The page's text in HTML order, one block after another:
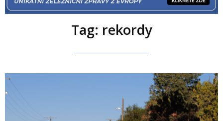
Tag: rekordy